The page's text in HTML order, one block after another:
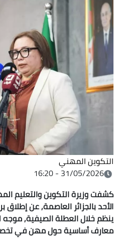
التكوين المهني
31/05/2026 - 16:20
كشفت وزيرة التكوين والتعليم
الأحد بالجزائر العاصمة, عن
ينظم خلال العطلة الصيفية, موجه
معارف أساسية حول مهن في